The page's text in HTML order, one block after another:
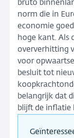
bruto
norm die in
economie
hoge kant. Als
oververhitting
voor
besluit tot
belangrijk dat
blijft de inflatie